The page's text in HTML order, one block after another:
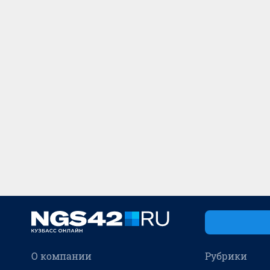
О компании Рубрики